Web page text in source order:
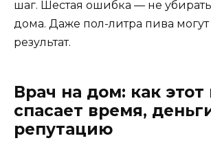
шаг. Шестая ошибка — не
дома. Даже пол-литра пива могут
результат.
Врач на дом: как этот
спасает время,
репутацию